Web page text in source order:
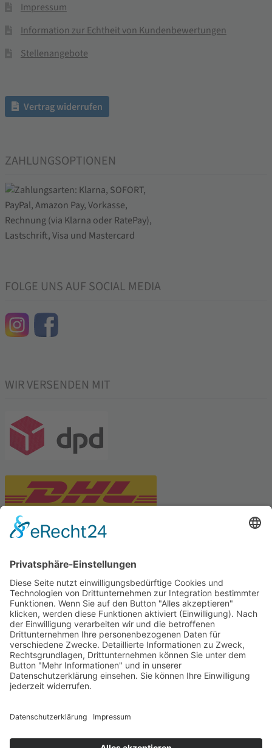
Impressum
Information zur Echtheit von Kundenbewertungen
Stellenangebote
Vertrag widerrufen
ZAHLUNGSOPTIONEN
FOLGE UNS AUF SOCIAL MEDIA
WIR VERSENDEN MIT
Tekal – Textile Lebensqualität
Exklusive moderne & Orientteppiche
Feuerwerk XXL
Pyrotechnik online bestellen
© Stadtmühle Waldenbuch 2026
und Mühlenprodukte ·
Cookie-Einstellungen
Alle Preise inkl. der gesetzlichen MwSt.